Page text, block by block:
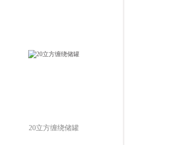
20立方缠绕储罐